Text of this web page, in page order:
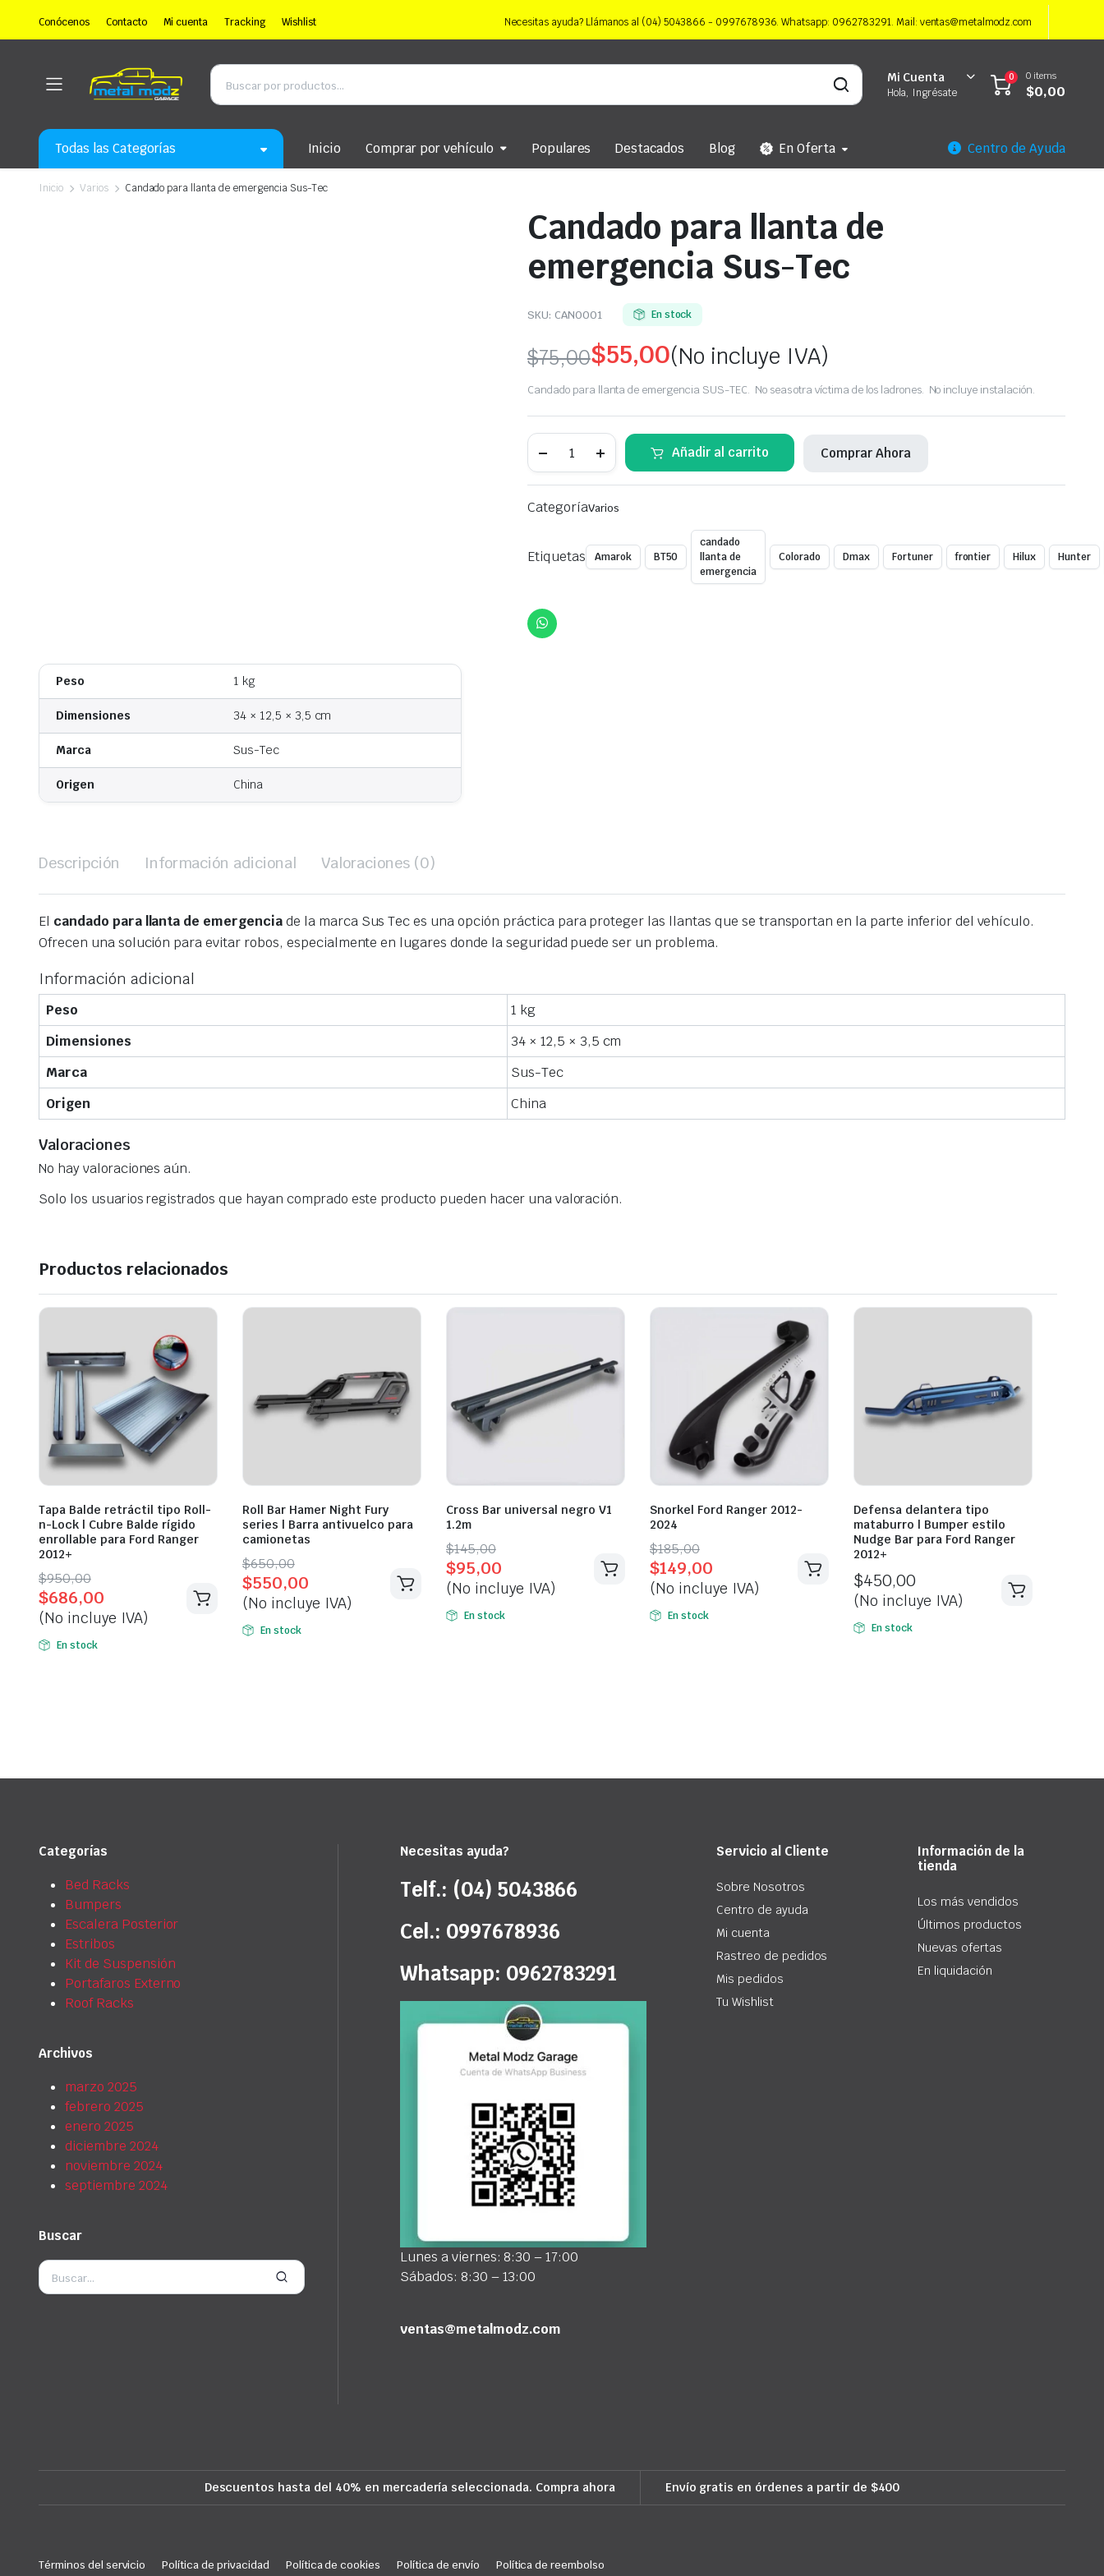
Conócenos Contacto Mi cuenta Tracking Wishlist Necesitas ayuda? Llámanos al (04) 5043866 - 0997678936. Whatsapp: 0962783291. Mail: ventas@metalmodz.com
Mi Cuenta
Hola, Ingrésate
0 0 items
$0,00
Todas las Categorías Inicio Comprar por vehículo Populares Destacados Blog En Oferta Centro de Ayuda
Inicio Varios Candado para llanta de emergencia Sus-Tec
Peso 1 kg
Dimensiones 34 × 12,5 × 3,5 cm
Marca Sus-Tec
Origen China
Candado para llanta de
emergencia Sus-Tec
SKU: CAN0001 En stock
$75,00
Original
price
was:
$75,00.
$55,00
Current
price
is:
$55,00.
(No incluye IVA)
Candado para llanta de emergencia SUS-TEC. No seas otra víctima de los ladrones. No incluye instalación.
para
de
Sus-
Añadir al carrito Comprar Ahora
CategoríaVarios
Etiquetas Amarok BT50
candado
llanta de
emergencia
Colorado Dmax Fortuner frontier Hilux Hunter
Descripción Información adicional Valoraciones (0)
El candado para llanta de emergenciade la marca Sus Tec es una opción práctica para proteger las llantas que se transportan en la parte inferior del vehículo.
Ofrecen una solución para evitar robos, especialmente en lugares donde la seguridad puede ser un problema.
Información adicional
Peso
1 kg
Dimensiones
34 × 12,5 × 3,5 cm
Marca
Sus-Tec
Origen
China
Valoraciones
No hay valoraciones aún.
Solo los usuarios registrados que hayan comprado este producto pueden hacer una valoración.
Productos relacionados
Tapa Balde retráctil tipo Roll-
n-Lock | Cubre Balde rígido
enrollable para Ford Ranger
2012+
$950,00
Original
price
was:
$950,00.
$686,00
Current
price
is:
$686,00.
(No incluye IVA)
En stock
Roll Bar Hamer Night Fury
series | Barra antivuelco para
camionetas
$650,00
Original
price
was:
$650,00.
$550,00
Current
price
is:
$550,00.
(No incluye IVA)
En stock
Cross Bar universal negro V1
1.2m
$145,00
Original
price
was:
$145,00.
$95,00
Current
price
is:
$95,00.
(No incluye IVA)
En stock
Snorkel Ford Ranger 2012-
2024
$185,00
Original
price
was:
$185,00.
$149,00
Current
price
is:
$149,00.
(No incluye IVA)
En stock
Defensa delantera tipo
mataburro | Bumper estilo
Nudge Bar para Ford Ranger
2012+
$450,00
(No incluye IVA)
En stock
Categorías
Bed Racks
Bumpers
Escalera Posterior
Estribos
Kit de Suspensión
Portafaros Externo
Roof Racks
Archivos
marzo 2025
febrero 2025
enero 2025
diciembre 2024
noviembre 2024
septiembre 2024
Buscar
Necesitas ayuda?
Telf.: (04) 5043866
Cel.: 0997678936
Whatsapp: 0962783291
Lunes a viernes: 8:30 – 17:00
Sábados: 8:30 – 13:00
ventas@metalmodz.com
Servicio al Cliente
Sobre Nosotros
Centro de ayuda
Mi cuenta
Rastreo de pedidos
Mis pedidos
Tu Wishlist
Información de la
tienda
Los más vendidos
Últimos productos
Nuevas ofertas
En liquidación
Descuentos hasta del 40% en mercadería seleccionada. Compra ahora Envío gratis en órdenes a partir de $400
Términos del servicio Política de privacidad Política de cookies Política de envío Política de reembolso